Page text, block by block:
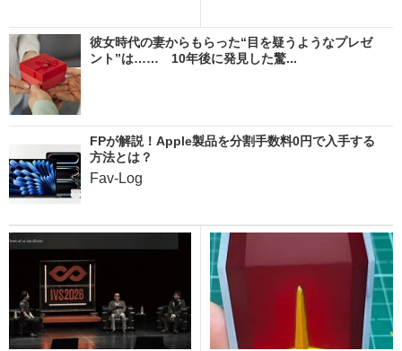
彼女時代の妻からもらった“目を疑うようなプレゼ
ント”は…… 10年後に発見した驚...
FPが解説！Apple製品を分割手数料0円で入手する
方法とは？
Fav-Log